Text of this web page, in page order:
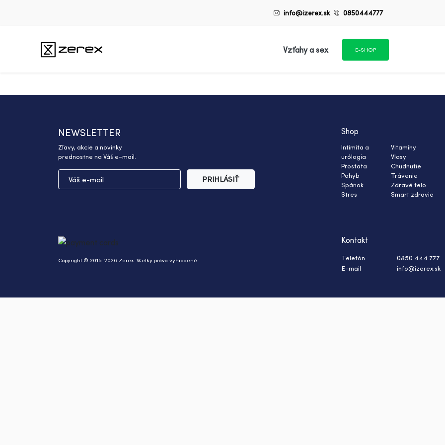
info@izerex.sk 0850444777
Vzťahy a sex E-SHOP
NEWSLETTER
Zľavy, akcie a novinky
prednostne na Váš e-mail.
PRIHLÁSIŤ
Shop
Intimita a
urólogia
Prostata
Pohyb
Spánok
Stres
Vitamíny
Vlasy
Chudnutie
Trávenie
Zdravé telo
Smart zdravie
Copyright © 2015-2026 Zerex. Všetky práva vyhradené.
Kontakt
Telefón
0850 444 777
E-mail
info@izerex.sk